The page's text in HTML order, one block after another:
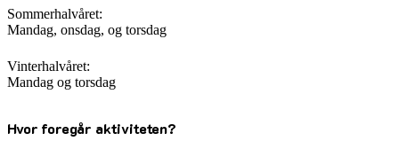
Sommerhalvåret:
Mandag, onsdag, og torsdag
Vinterhalvåret:
Mandag og torsdag
Hvor foregår aktiviteten?